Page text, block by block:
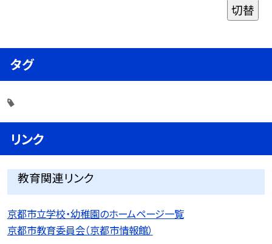
切替
タグ
リンク
教育関連リンク
京都市立学校・幼稚園のホームページ一覧
京都市教育委員会（京都市情報館）